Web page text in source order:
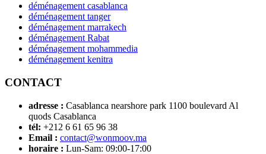
déménagement casablanca
déménagement tanger
déménagement marrakech
déménagement Rabat
déménagement mohammedia
déménagement kenitra
CONTACT
adresse : Casablanca nearshore park 1100 boulevard Al
quods Casablanca
tél: +212 6 61 65 96 38
Email : contact@wonmoov.ma
horaire : Lun-Sam: 09:00-17:00